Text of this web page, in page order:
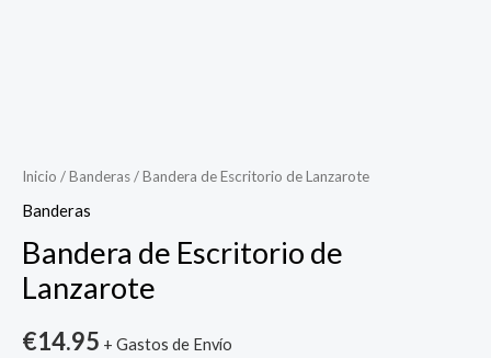
Inicio /Banderas/ Bandera de Escritorio de Lanzarote
Banderas
Bandera de Escritorio de
Lanzarote
€14.95 + Gastos de Envío
Escritorio
de
cantidad